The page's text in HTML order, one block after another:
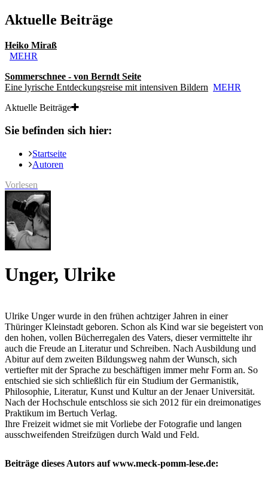
Aktuelle Beiträge
Heiko Miraß
MEHR
Sommerschnee - von Berndt Seite
Eine lyrische Entdeckungsreise mit intensiven Bildern MEHR
Aktuelle Beiträge
Sie befinden sich hier:
Startseite
Autoren
Vorlesen
Unger, Ulrike
Ulrike Unger wurde in den frühen achtziger Jahren in einer
Thüringer Kleinstadt geboren. Schon als Kind war sie begeistert von
den hohen, vollen Bücherregalen des Vaters, dieser vermittelte ihr
auch die Freude an Literatur und Schreiben. Nach Ausbildung und
Abitur auf dem zweiten Bildungsweg nahm der Wunsch, sich
vertiefter mit der Sprache zu beschäftigen immer mehr Form an. So
entschied sie sich schließlich für ein Studium der Germanistik,
Philosophie, Literatur, Kunst und Kultur an der Jenaer Universität.
Nach der Hochschule entschloss sie sich 2012 für ein dreimonatiges
Praktikum im Bertuch Verlag.
Ihre Freizeit widmet sie mit Vorliebe der Fotografie und langen
ausschweifenden Streifzügen durch Wald und Feld.
Beiträge dieses Autors auf www.meck-pomm-lese.de: